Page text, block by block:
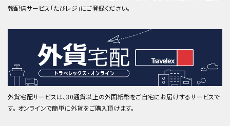
報配信サービス「たびレジ」にご登録ください。
外貨宅配サービスは、30通貨以上の外国紙幣をご自宅にお届けするサービスで
す。 オンラインで簡単に外貨をご購入頂けます。